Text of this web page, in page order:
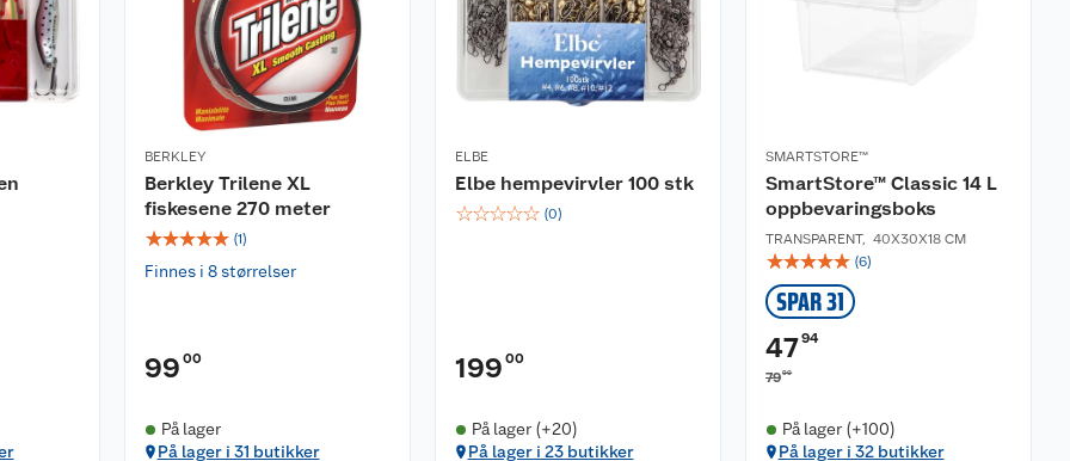
BERKLEY
Berkley Trilene XL
fiskesene 270 meter
☆☆☆☆☆ (1)
Finnes i 8 størrelser
99 00
På lager
På lager i 31 butikker
ELBE
Elbe hempevirvler 100 stk
☆☆☆☆☆ (0)
199 00
På lager (+20)
På lager i 23 butikker
SMARTSTORE™
SmartStore™ Classic 14 L
oppbevaringsboks
TRANSPARENT, 40X30X18 CM
☆☆☆☆☆ (6)
SPAR 31
4794
7990
På lager (+100)
På lager i 32 butikker